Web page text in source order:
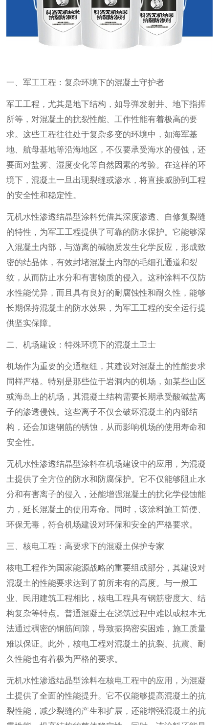
一、军工工程：复杂环境下的混凝土守护者
军工工程，尤其是地下结构，如导弹发射井、地下指挥
所等，对混凝土的抗裂性能、工作性能有着极高的要
求。这些工程往往处于复杂多变的环境中，如海军基
地、航母基地等沿海地区，不仅要承受海水的侵蚀，还
要面对盐雾、湿度变化等自然因素的考验。在这样的环
境下，混凝土一旦出现裂缝或渗水，将直接威胁到工程
的安全性和稳定性。
无机水性渗透结晶型涂料凭借其深度渗透、自修复裂缝
的特性，为军工工程提供了可靠的防水保护。它能够深
入混凝土内部，与游离的碱物质发生化学反应，形成致
密的结晶体，有效封堵混凝土内部的毛细孔通道和裂
纹，从而防止水分和有害物质的侵入。这种涂料不仅防
水性能优异，而且具有良好的耐腐蚀性和耐久性，能够
长期保持混凝土的防水效果，为军工工程的安全运行提
供坚实保障。
二、机场建设：特殊环境下的混凝土卫士
机场作为重要的交通枢纽，其建设对混凝土的性能要求
同样严格。特别是那些位于岩洞内的机场，如某些山区
或海岛上的机场，其混凝土结构需要长期承受酸碱盐离
子的渗透侵蚀。这些离子不仅会破坏混凝土的内部结
构，还会加速钢筋的锈蚀，从而影响机场的使用寿命和
安全性。
无机水性渗透结晶型涂料在机场建设中的应用，为混凝
土提供了全方位的防水和防腐保护。它不仅能够阻止水
分和有害离子的侵入，还能增强混凝土的抗化学侵蚀能
力，延长混凝土的使用寿命。同时，该涂料施工简便、
环保无毒，符合机场建设对环保和安全的严格要求。
三、核电工程：高要求下的混凝土保护专家
核电工程作为国家能源战略的重要组成部分，其建设对
混凝土的性能要求达到了前所未有的高度。与一般工
业、民用建筑工程相比，核电工程具有钢筋密度大、结
构复杂等特点。普通混凝土在浇筑过程中难以或根本无
法通过稠密的钢筋间隙，导致振捣密实困难，施工质量
难以保证。此外，核电工程对混凝土的抗裂、抗震、耐
久性能也有着极为严格的要求。
无机水性渗透结晶型涂料在核电工程中的应用，为混凝
土提供了全面的性能提升。它不仅能够提高混凝土的抗
裂性能，减少裂缝的产生和扩展，还能增强混凝土的抗